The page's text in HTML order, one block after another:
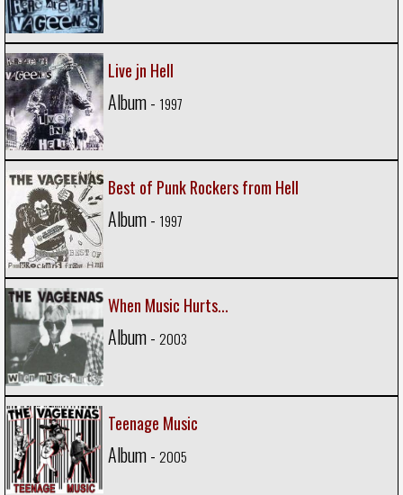
Live jn Hell
Album - 1997
Best of Punk Rockers from Hell
Album - 1997
When Music Hurts...
Album - 2003
Teenage Music
Album - 2005